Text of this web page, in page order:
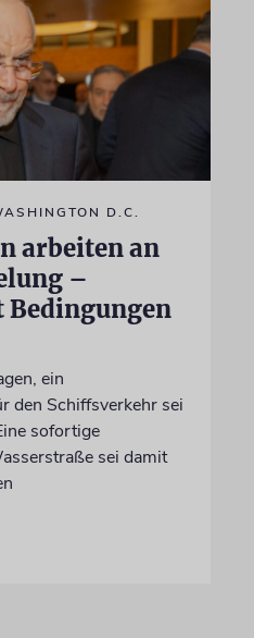
D.C.
arbeiten an
–
ein
den Schiffsverkehr sei
sofortige
sei damit